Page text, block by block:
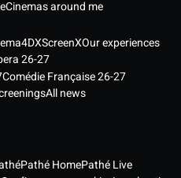
Cinemas around me
4DXScreenXOur experiences
26-27
Comédie Française 26-27
All news
Pathé HomePathé Live